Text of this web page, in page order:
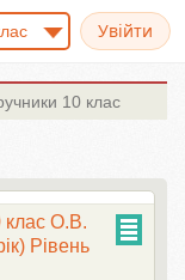
10 клас
клас О.В.
Рівень